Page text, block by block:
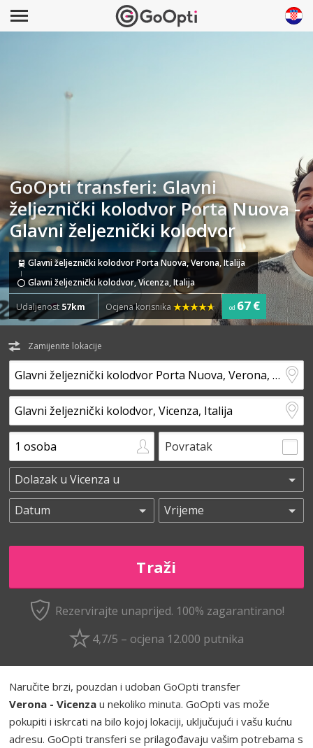
GoOpti transferi: Glavni
željeznički kolodvor Porta Nuova -
Glavni željeznički kolodvor
Glavni željeznički kolodvor Porta Nuova, Verona, Italija
Glavni željeznički kolodvor, Vicenza, Italija
Udaljenost 57km Ocjena korisnika od 67 €
Zamijenite lokacije
Povratak
Rezervirajte unaprijed. 100% zagarantirano!
4,7/5 – ocjena 12.000 putnika
Naručite brzi, pouzdan i udoban GoOpti transfer
Verona - Vicenza u nekoliko minuta. GoOpti vas može
pokupiti i iskrcati na bilo kojoj lokaciji, uključujući i vašu kućnu
adresu. GoOpti transferi se prilagođavaju vašim potrebama s